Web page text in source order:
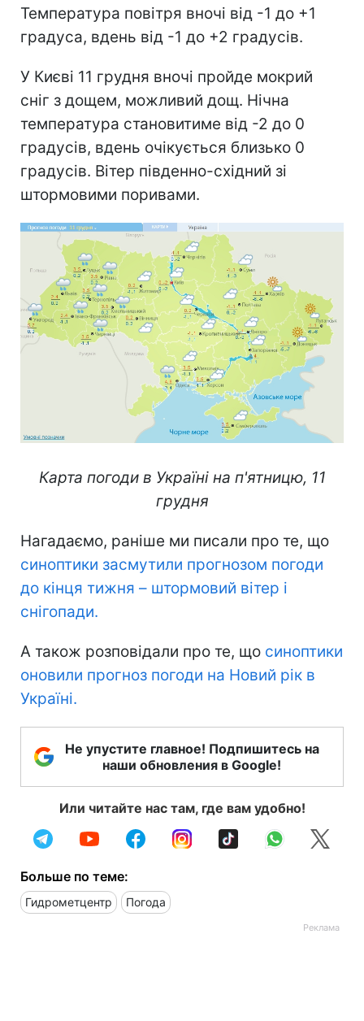
Температура повітря вночі від -1 до +1
градуса, вдень від -1 до +2 градусів.
У Києві 11 грудня вночі пройде мокрий
сніг з дощем, можливий дощ. Нічна
температура становитиме від -2 до 0
градусів, вдень очікується близько 0
градусів. Вітер південно-східний зі
штормовими поривами.
Карта погоди в Україні на п'ятницю, 11
грудня
Нагадаємо, раніше ми писали про те, що
синоптики засмутили прогнозом погоди
до кінця тижня – штормовий вітер і
снігопади.
А також розповідали про те, що синоптики
оновили прогноз погоди на Новий рік в
Україні.
Не упустите главное! Подпишитесь на
наши обновления в Google!
Или читайте нас там, где вам удобно!
Больше по теме:
Гидрометцентр Погода